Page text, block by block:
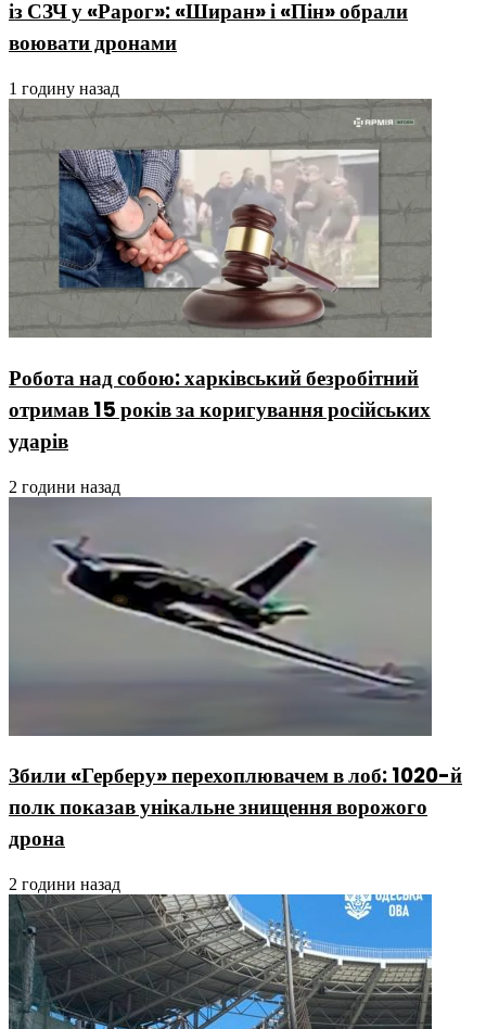
із СЗЧ у «Рарог»: «Ширан» і «Пін» обрали
воювати дронами
1 годину назад
Робота над собою: харківський безробітний
отримав 15 років за коригування російських
ударів
2 години назад
Збили «Герберу» перехоплювачем в лоб: 1020-й
полк показав унікальне знищення ворожого
дрона
2 години назад